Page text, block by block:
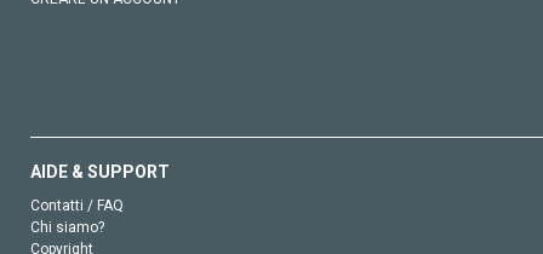
AIDE & SUPPORT
Contatti / FAQ
Chi siamo?
Copyright